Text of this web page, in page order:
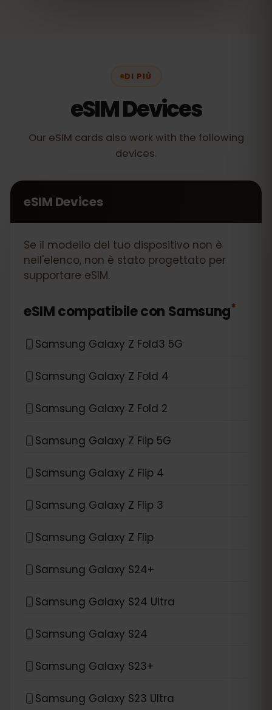
DI PIÙ
eSIM Devices
Our eSIM cards also work with the following
devices.
eSIM Devices
Se il modello del tuo dispositivo non è
nell'elenco, non è stato progettato per
supportare eSIM.
eSIM compatibile con Samsung*
Samsung Galaxy Z Fold3 5G
Samsung Galaxy Z Fold 4
Samsung Galaxy Z Fold 2
Samsung Galaxy Z Flip 5G
Samsung Galaxy Z Flip 4
Samsung Galaxy Z Flip 3
Samsung Galaxy Z Flip
Samsung Galaxy S24+
Samsung Galaxy S24 Ultra
Samsung Galaxy S24
Samsung Galaxy S23+
Samsung Galaxy S23 Ultra